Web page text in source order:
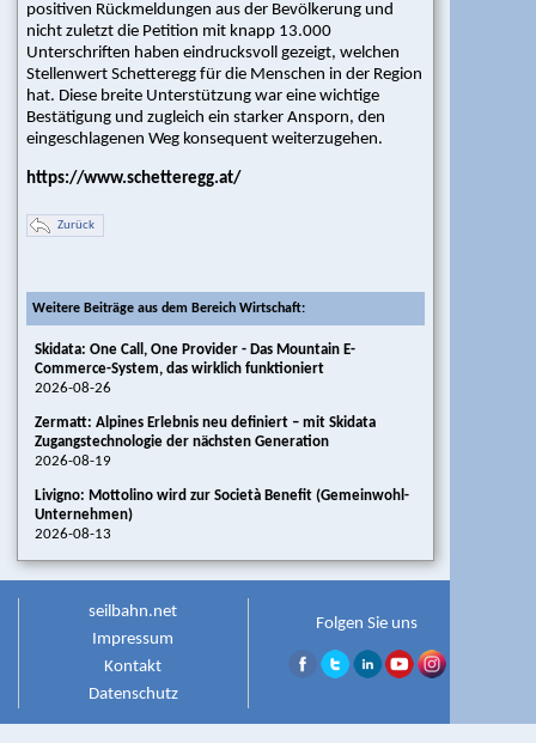
positiven Rückmeldungen aus der Bevölkerung und
nicht zuletzt die Petition mit knapp 13.000
Unterschriften haben eindrucksvoll gezeigt, welchen
Stellenwert Schetteregg für die Menschen in der Region
hat. Diese breite Unterstützung war eine wichtige
Bestätigung und zugleich ein starker Ansporn, den
eingeschlagenen Weg konsequent weiterzugehen.
https://www.schetteregg.at/
Zurück
Weitere Beiträge aus dem Bereich Wirtschaft:
Skidata: One Call, One Provider - Das Mountain E-
Commerce-System, das wirklich funktioniert
2026-08-26
Zermatt: Alpines Erlebnis neu definiert – mit Skidata
Zugangstechnologie der nächsten Generation
2026-08-19
Livigno: Mottolino wird zur Società Benefit (Gemeinwohl-
Unternehmen)
2026-08-13
seilbahn.net
Impressum
Kontakt
Datenschutz
Folgen Sie uns